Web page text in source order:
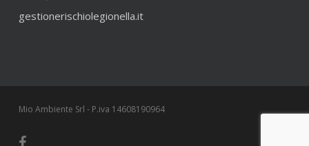
gestionerischiolegionella.it
Mio Ambiente Srl - P.iva 14608190964
facebook